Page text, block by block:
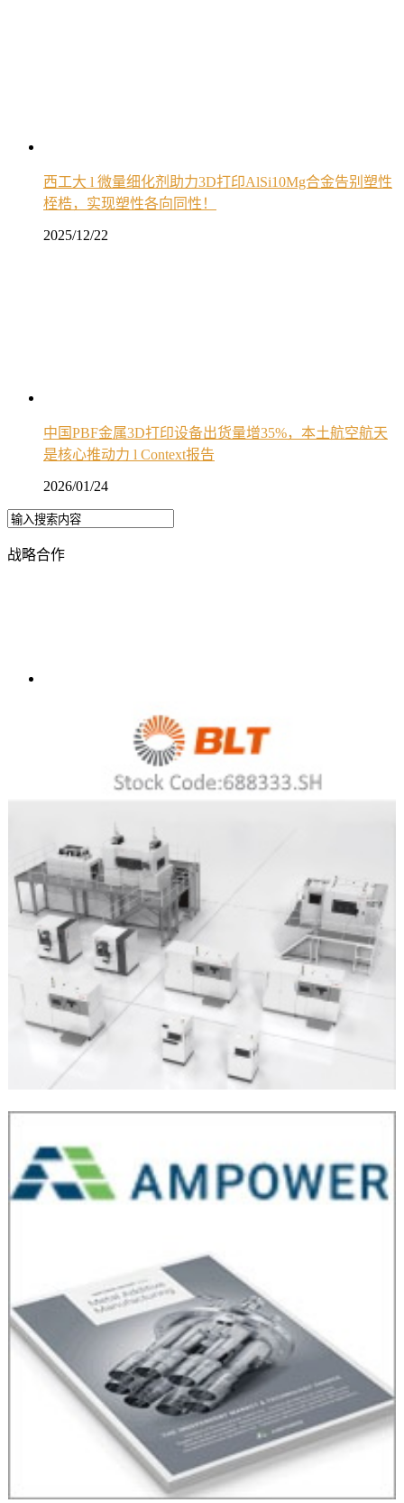
西工大 l 微量细化剂助力3D打印AlSi10Mg合金告别塑性
桎梏，实现塑性各向同性！
2025/12/22
中国PBF金属3D打印设备出货量增35%，本土航空航天
是核心推动力 l Context报告
2026/01/24
战略合作